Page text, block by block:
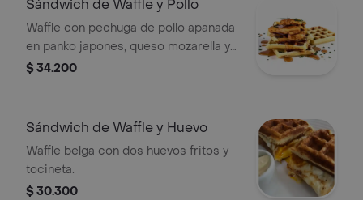
Sándwich de Waffle y Pollo
Waffle con pechuga de pollo apanada
en panko japones, queso mozarella y
una deliciosa salsa de la casa.
$ 34.200
Sándwich de Waffle y Huevo
Waffle belga con dos huevos fritos y
tocineta.
$ 30.300